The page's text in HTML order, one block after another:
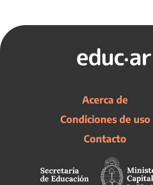
Acerca de
Condiciones de uso
Contacto